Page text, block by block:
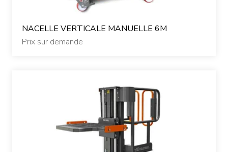
NACELLE VERTICALE MANUELLE 6M
Prix sur demande